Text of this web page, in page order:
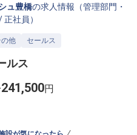
ュ豊橋の求人情報（管理部門・
正社員 ）
他 セールス
ルス
241,500円